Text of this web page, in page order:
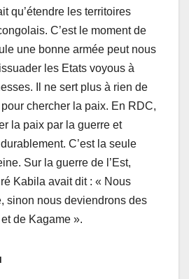
qu’étendre les territoires
C’est le moment de
une bonne armée peut nous
les Etats voyous à
Il ne sert plus à rien de
chercher la paix. En RDC,
la paix par la guerre et
C’est la seule
Sur la guerre de l’Est,
Kabila avait dit : « Nous
sinon nous deviendrons des
de Kagame ».